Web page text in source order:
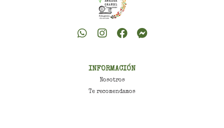
INFORMACIÓN
Nosotros
Te recomendamos